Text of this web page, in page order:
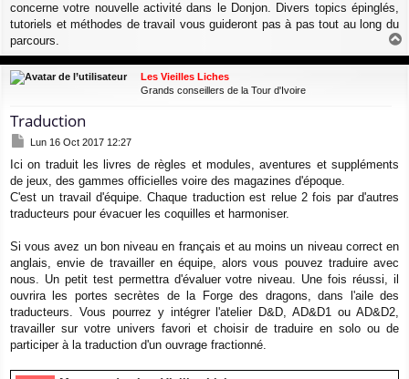
concerne votre nouvelle activité dans le Donjon. Divers topics épinglés,
tutoriels et méthodes de travail vous guideront pas à pas tout au long du
parcours.
a
u
Les Vieilles Liches
Grands conseillers de la Tour d'Ivoire
Traduction
M
s
s
a
g
e
Lun 16 Oct 2017 12:27
Ici on traduit les livres de règles et modules, aventures et suppléments
de jeux, des gammes officielles voire des magazines d'époque.
C'est un travail d'équipe. Chaque traduction est relue 2 fois par d'autres
traducteurs pour évacuer les coquilles et harmoniser.
Si vous avez un bon niveau en français et au moins un niveau correct en
anglais, envie de travailler en équipe, alors vous pouvez traduire avec
nous. Un petit test permettra d'évaluer votre niveau. Une fois réussi, il
ouvrira les portes secrètes de la Forge des dragons, dans l'aile des
traducteurs. Vous pourrez y intégrer l'atelier D&D, AD&D1 ou AD&D2,
travailler sur votre univers favori et choisir de traduire en solo ou de
participer à la traduction d'un ouvrage fractionné.